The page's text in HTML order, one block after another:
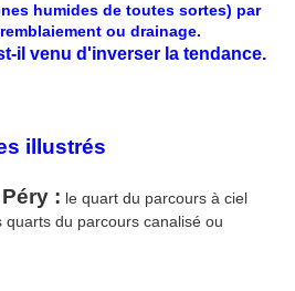
humides de toutes sortes) par
ou drainage.
il venu d'inverser la tendance.
illustrés
: le quart du parcours à ciel
du parcours canalisé ou